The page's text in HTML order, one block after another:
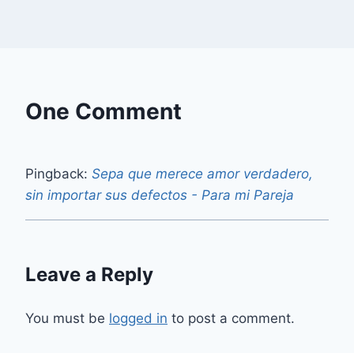
One Comment
Pingback: Sepa que merece amor verdadero,
sin importar sus defectos - Para mi Pareja
Leave a Reply
You must be logged in to post a comment.